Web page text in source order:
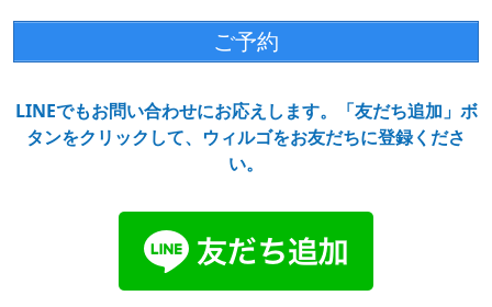
ご予約
LINEでもお問い合わせにお応えします。「友だち追加」ボ
タンをクリックして、ウィルゴをお友だちに登録くださ
い。